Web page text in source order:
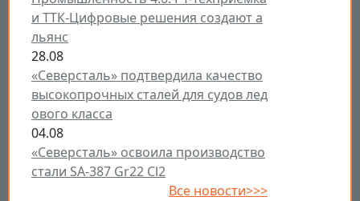
и ТТК-Цифровые решения создают а
льянс
28.08
«Северсталь» подтвердила качество
высокопрочных сталей для судов лед
ового класса
04.08
«Северсталь» освоила производство
стали SA-387 Gr22 Cl2
Все новости>>>